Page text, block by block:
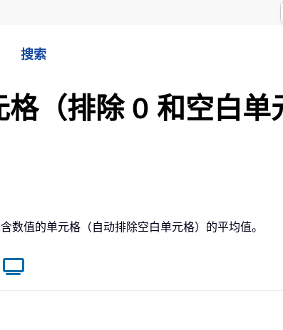
搜索
（排除 0 和空白单
值的单元格（自动排除空白单元格）的平均值。